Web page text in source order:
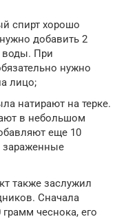
спирт хорошо
добавить 2
воды. При
нужно
лицо;
натирают на терке.
в небольшом
еще 10
зараженные
также заслужил
Сначала
чеснока, его